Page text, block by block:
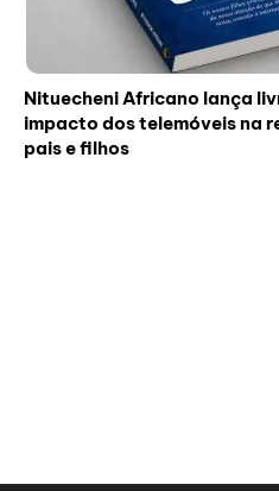
Nituecheni Africano lança
impacto dos telemóveis na
pais e filhos